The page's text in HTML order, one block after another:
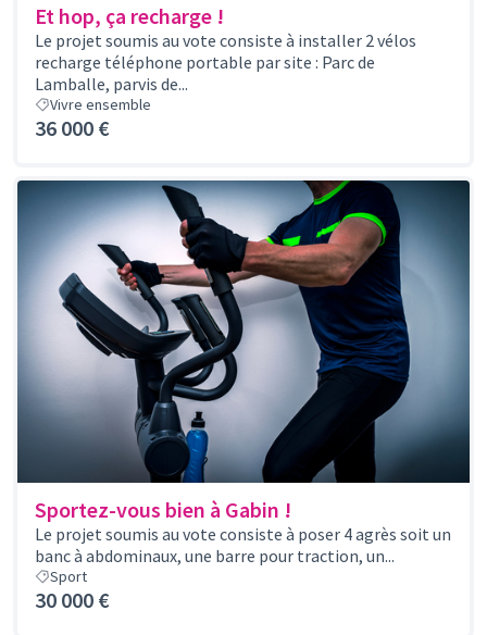
Et hop, ça recharge !
Le projet soumis au vote consiste à installer 2 vélos
recharge téléphone portable par site : Parc de
Lamballe, parvis de...
Vivre ensemble
36 000 €
Sportez-vous bien à Gabin !
Le projet soumis au vote consiste à poser 4 agrès soit un
banc à abdominaux, une barre pour traction, un...
Sport
30 000 €